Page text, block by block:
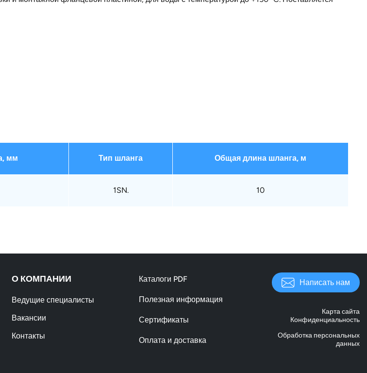
мм Тип шланга Общая длина шланга, м
1SN. 10
О КОМПАНИИ
Ведущие специалисты
Вакансии
Контакты
Каталоги PDF
Полезная информация
Сертификаты
Оплата и доставка
Написать нам
Карта сайта
Конфиденциальность
Обработка персональных
данных